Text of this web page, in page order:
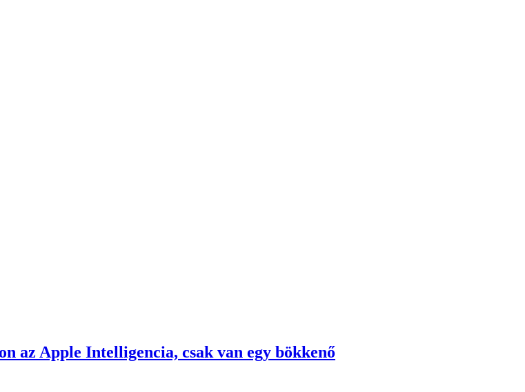
az Apple Intelligencia, csak van egy bökkenő